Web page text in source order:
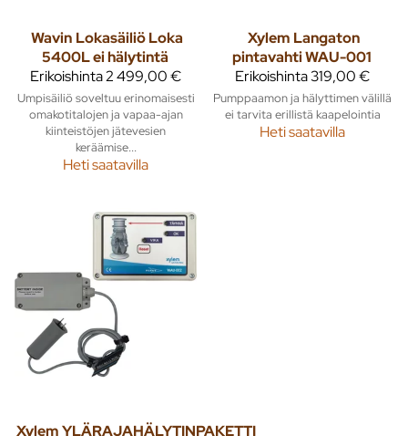
Wavin Lokasäiliö Loka
5400L ei hälytintä
Erikoishinta2 499,00 €
Umpisäiliö soveltuu erinomaisesti
omakotitalojen ja vapaa-ajan
kiinteistöjen jätevesien
keräämise...
Heti saatavilla
Xylem Langaton
pintavahti WAU-001
Erikoishinta319,00 €
Pumppaamon ja hälyttimen välillä
ei tarvita erillistä kaapelointia
Heti saatavilla
XylemYLÄRAJAHÄLYTINPAKETTI